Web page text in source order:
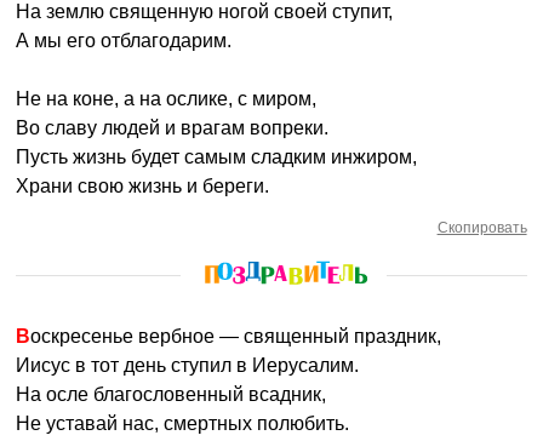
На землю священную ногой своей ступит,
А мы его отблагодарим.
Не на коне, а на ослике, с миром,
Во славу людей и врагам вопреки.
Пусть жизнь будет самым сладким инжиром,
Храни свою жизнь и береги.
Скопировать
Воскресенье вербное — священный праздник,
Иисус в тот день ступил в Иерусалим.
На осле благословенный всадник,
Не уставай нас, смертных полюбить.